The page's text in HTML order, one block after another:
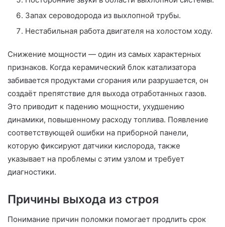
Запах сероводорода из выхлопной трубы.
Нестабильная работа двигателя на холостом ходу.
Снижение мощности — один из самых характерных
признаков. Когда керамический блок катализатора
забивается продуктами сгорания или разрушается, он
создаёт препятствие для выхода отработанных газов.
Это приводит к падению мощности, ухудшению
динамики, повышенному расходу топлива. Появление
соответствующей ошибки на приборной панели,
которую фиксируют датчики кислорода, также
указывает на проблемы с этим узлом и требует
диагностики.
Причины выхода из строя
Понимание причин поломки помогает продлить срок